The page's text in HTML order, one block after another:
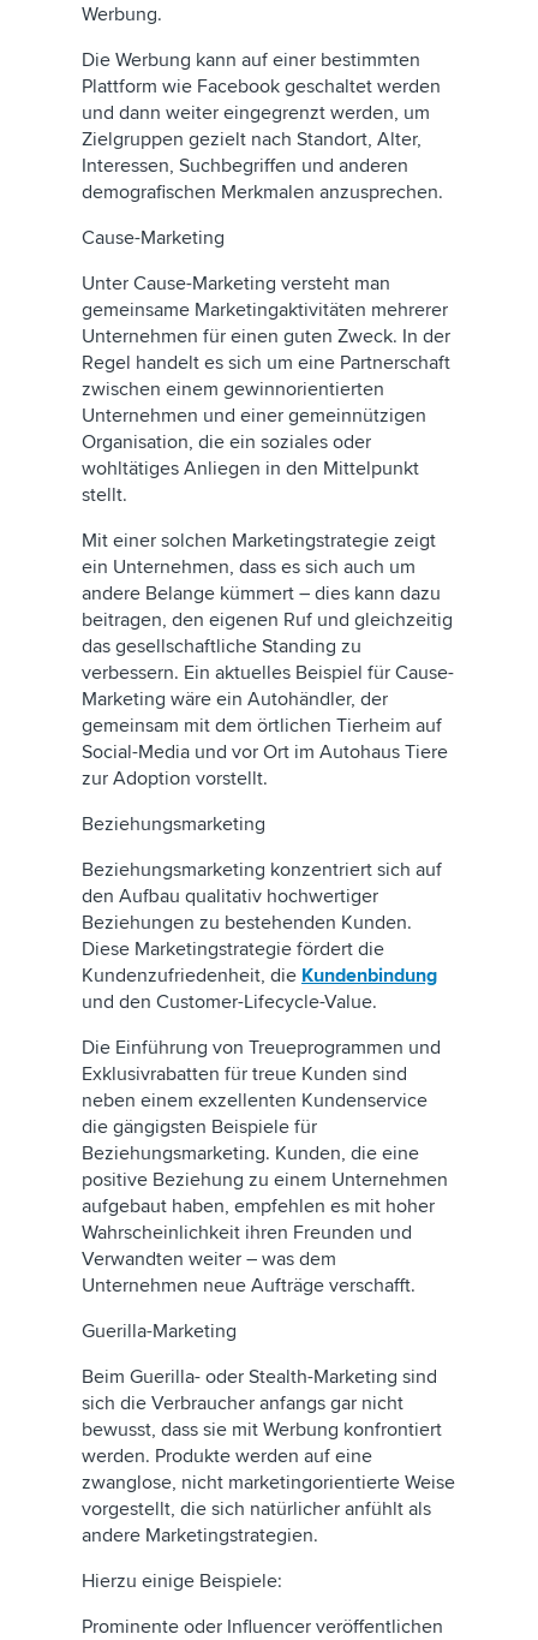
Werbung.
Die Werbung kann auf einer bestimmten
Plattform wie Facebook geschaltet werden
und dann weiter eingegrenzt werden, um
Zielgruppen gezielt nach Standort, Alter,
Interessen, Suchbegriffen und anderen
demografischen Merkmalen anzusprechen.
Cause-Marketing
Unter Cause-Marketing versteht man
gemeinsame Marketingaktivitäten mehrerer
Unternehmen für einen guten Zweck. In der
Regel handelt es sich um eine Partnerschaft
zwischen einem gewinnorientierten
Unternehmen und einer gemeinnützigen
Organisation, die ein soziales oder
wohltätiges Anliegen in den Mittelpunkt
stellt.
Mit einer solchen Marketingstrategie zeigt
ein Unternehmen, dass es sich auch um
andere Belange kümmert – dies kann dazu
beitragen, den eigenen Ruf und gleichzeitig
das gesellschaftliche Standing zu
verbessern. Ein aktuelles Beispiel für Cause-
Marketing wäre ein Autohändler, der
gemeinsam mit dem örtlichen Tierheim auf
Social-Media und vor Ort im Autohaus Tiere
zur Adoption vorstellt.
Beziehungsmarketing
Beziehungsmarketing konzentriert sich auf
den Aufbau qualitativ hochwertiger
Beziehungen zu bestehenden Kunden.
Diese Marketingstrategie fördert die
Kundenzufriedenheit, die Kundenbindung
und den Customer-Lifecycle-Value.
Die Einführung von Treueprogrammen und
Exklusivrabatten für treue Kunden sind
neben einem exzellenten Kundenservice
die gängigsten Beispiele für
Beziehungsmarketing. Kunden, die eine
positive Beziehung zu einem Unternehmen
aufgebaut haben, empfehlen es mit hoher
Wahrscheinlichkeit ihren Freunden und
Verwandten weiter – was dem
Unternehmen neue Aufträge verschafft.
Guerilla-Marketing
Beim Guerilla- oder Stealth-Marketing sind
sich die Verbraucher anfangs gar nicht
bewusst, dass sie mit Werbung konfrontiert
werden. Produkte werden auf eine
zwanglose, nicht marketingorientierte Weise
vorgestellt, die sich natürlicher anfühlt als
andere Marketingstrategien.
Hierzu einige Beispiele:
Prominente oder Influencer veröffentlichen